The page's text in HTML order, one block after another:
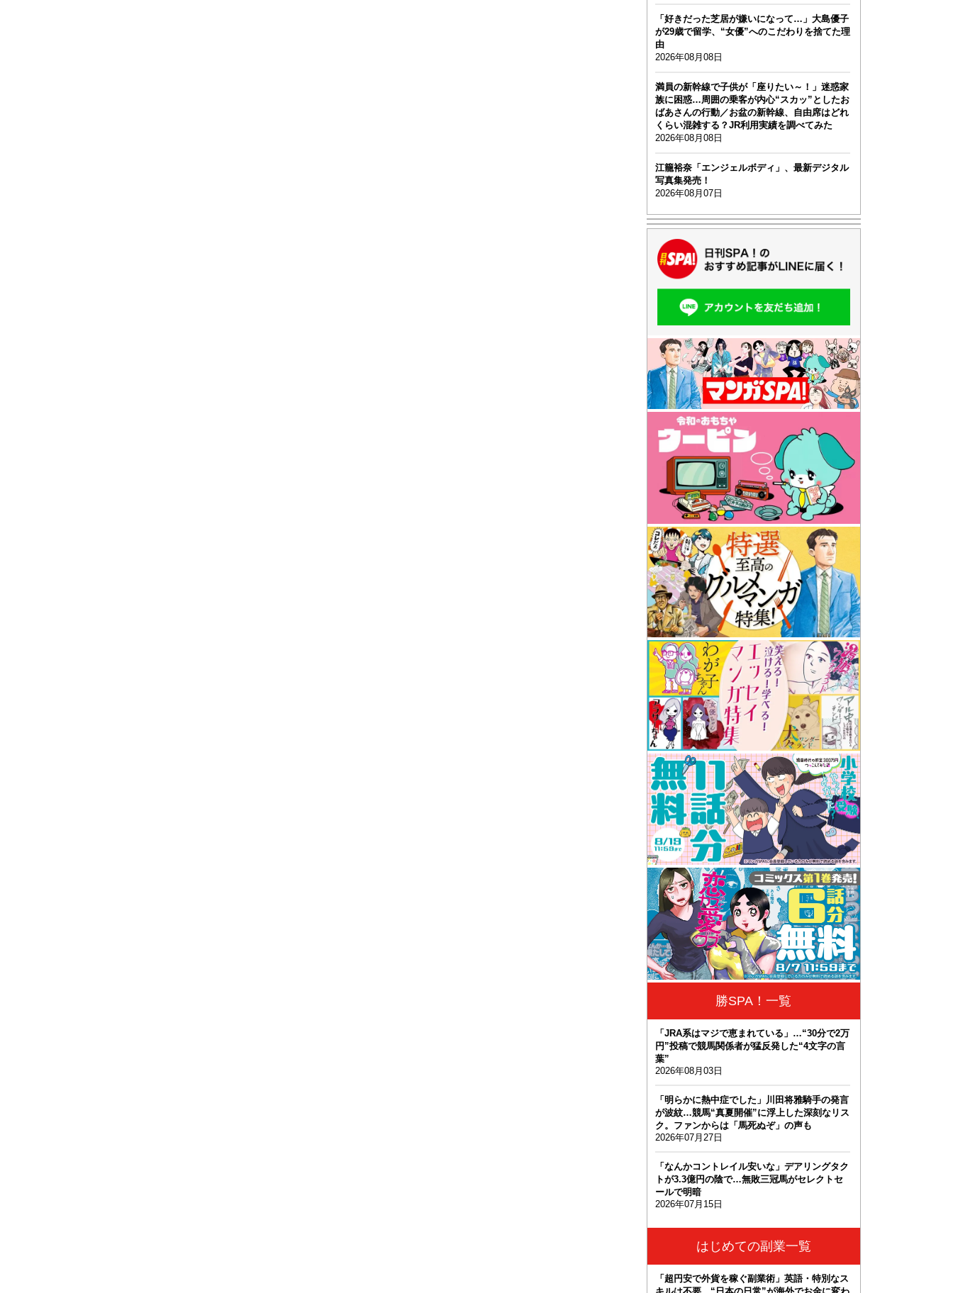
「好きだった芝居が嫌いになって…」大島優子
が29歳で留学、“女優”へのこだわりを捨てた理
由
2026年08月08日
満員の新幹線で子供が「座りたい～！」迷惑家
族に困惑…周囲の乗客が内心“スカッ”としたお
ばあさんの行動／お盆の新幹線、自由席はどれ
くらい混雑する？JR利用実績を調べてみた
2026年08月08日
江籠裕奈「エンジェルボディ」、最新デジタル
写真集発売！
2026年08月07日
勝SPA！一覧
「JRA系はマジで恵まれている」…“30分で2万
円”投稿で競馬関係者が猛反発した“4文字の言
葉”
2026年08月03日
「明らかに熱中症でした」川田将雅騎手の発言
が波紋…競馬“真夏開催”に浮上した深刻なリス
ク。ファンからは「馬死ぬぞ」の声も
2026年07月27日
「なんかコントレイル安いな」デアリングタク
トが3.3億円の陰で…無敗三冠馬がセレクトセ
ールで明暗
2026年07月15日
はじめての副業一覧
「超円安で外貨を稼ぐ副業術」英語・特別なス